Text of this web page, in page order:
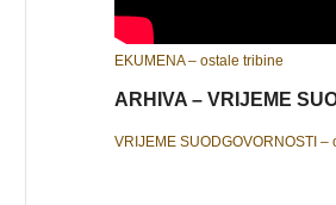
EKUMENA – ostale tribine
ARHIVA – VRIJEME
VRIJEME SUODGOVORNOSTI –